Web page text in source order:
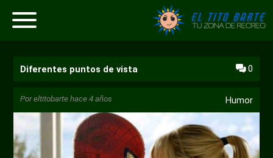
Diferentes puntos de vista 0
Poreltitobarte hace 4 años Humor